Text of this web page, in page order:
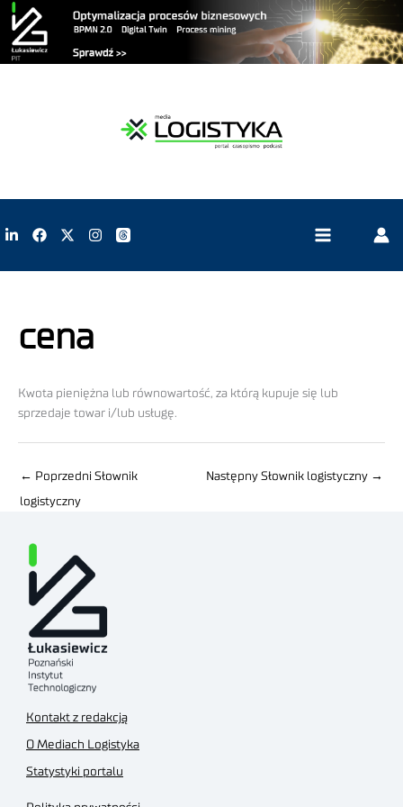
cena
Kwota pieniężna lub równowartość, za którą kupuje się lub
sprzedaje towar i/lub usługę.
← Poprzedni Słownik
logistyczny
Następny Słownik logistyczny →
Kontakt z redakcją
O Mediach Logistyka
Statystyki portalu